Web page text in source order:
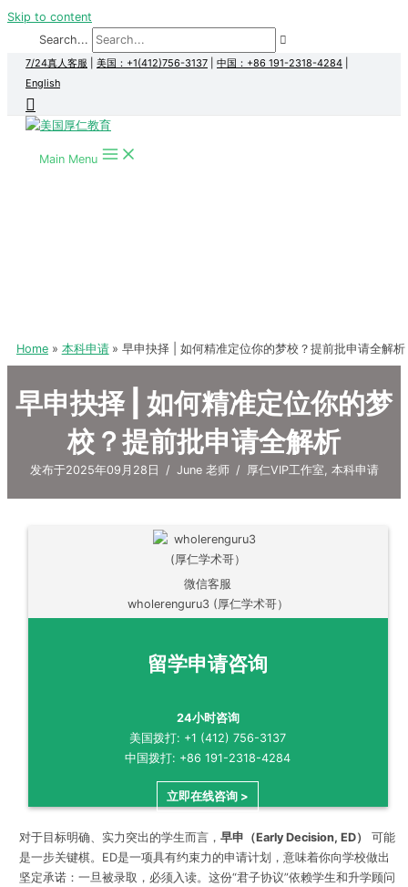
Skip to content
Search...
7/24真人客服 美国：+1(412)756-3137 中国：+86 191-2318-4284
English
Main Menu
Home 本科申请 早申抉择 | 如何精准定位你的梦校？提前批申请全解析
早申抉择 | 如何精准定位你的梦
校？提前批申请全解析
发布于2025年09月28日 / June 老师 / 厚仁VIP工作室, 本科申请
微信客服
wholerenguru3 (厚仁学术哥）
留学申请咨询
24小时咨询
美国拨打: +1 (412) 756-3137
中国拨打: +86 191-2318-4284
立即在线咨询 >
对于目标明确、实力突出的学生而言， 早申（Early Decision, ED）
可能
是一步关键棋。ED是一项具有约束力的申请计划，意味着你向学校做出
坚定承诺：一旦被录取，必须入读。这份“君子协议”依赖学生和升学顾问